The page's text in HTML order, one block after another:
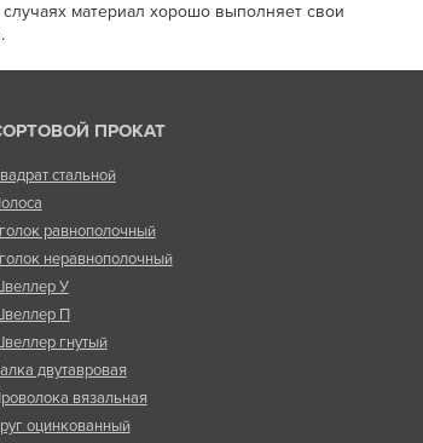
материал хорошо выполняет свои
ПРОКАТ
стальной
равнополочный
неравнополочный
У
П
гнутый
двутавровая
вязальная
оцинкованный